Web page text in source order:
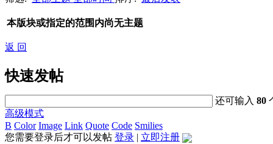
本版块或指定的范围内尚无主题
返 回
快速发帖
还可输入80
高级模式
B Color Image Link Quote Code Smilies
您需要登录后才可以发帖 登录 | 立即注册